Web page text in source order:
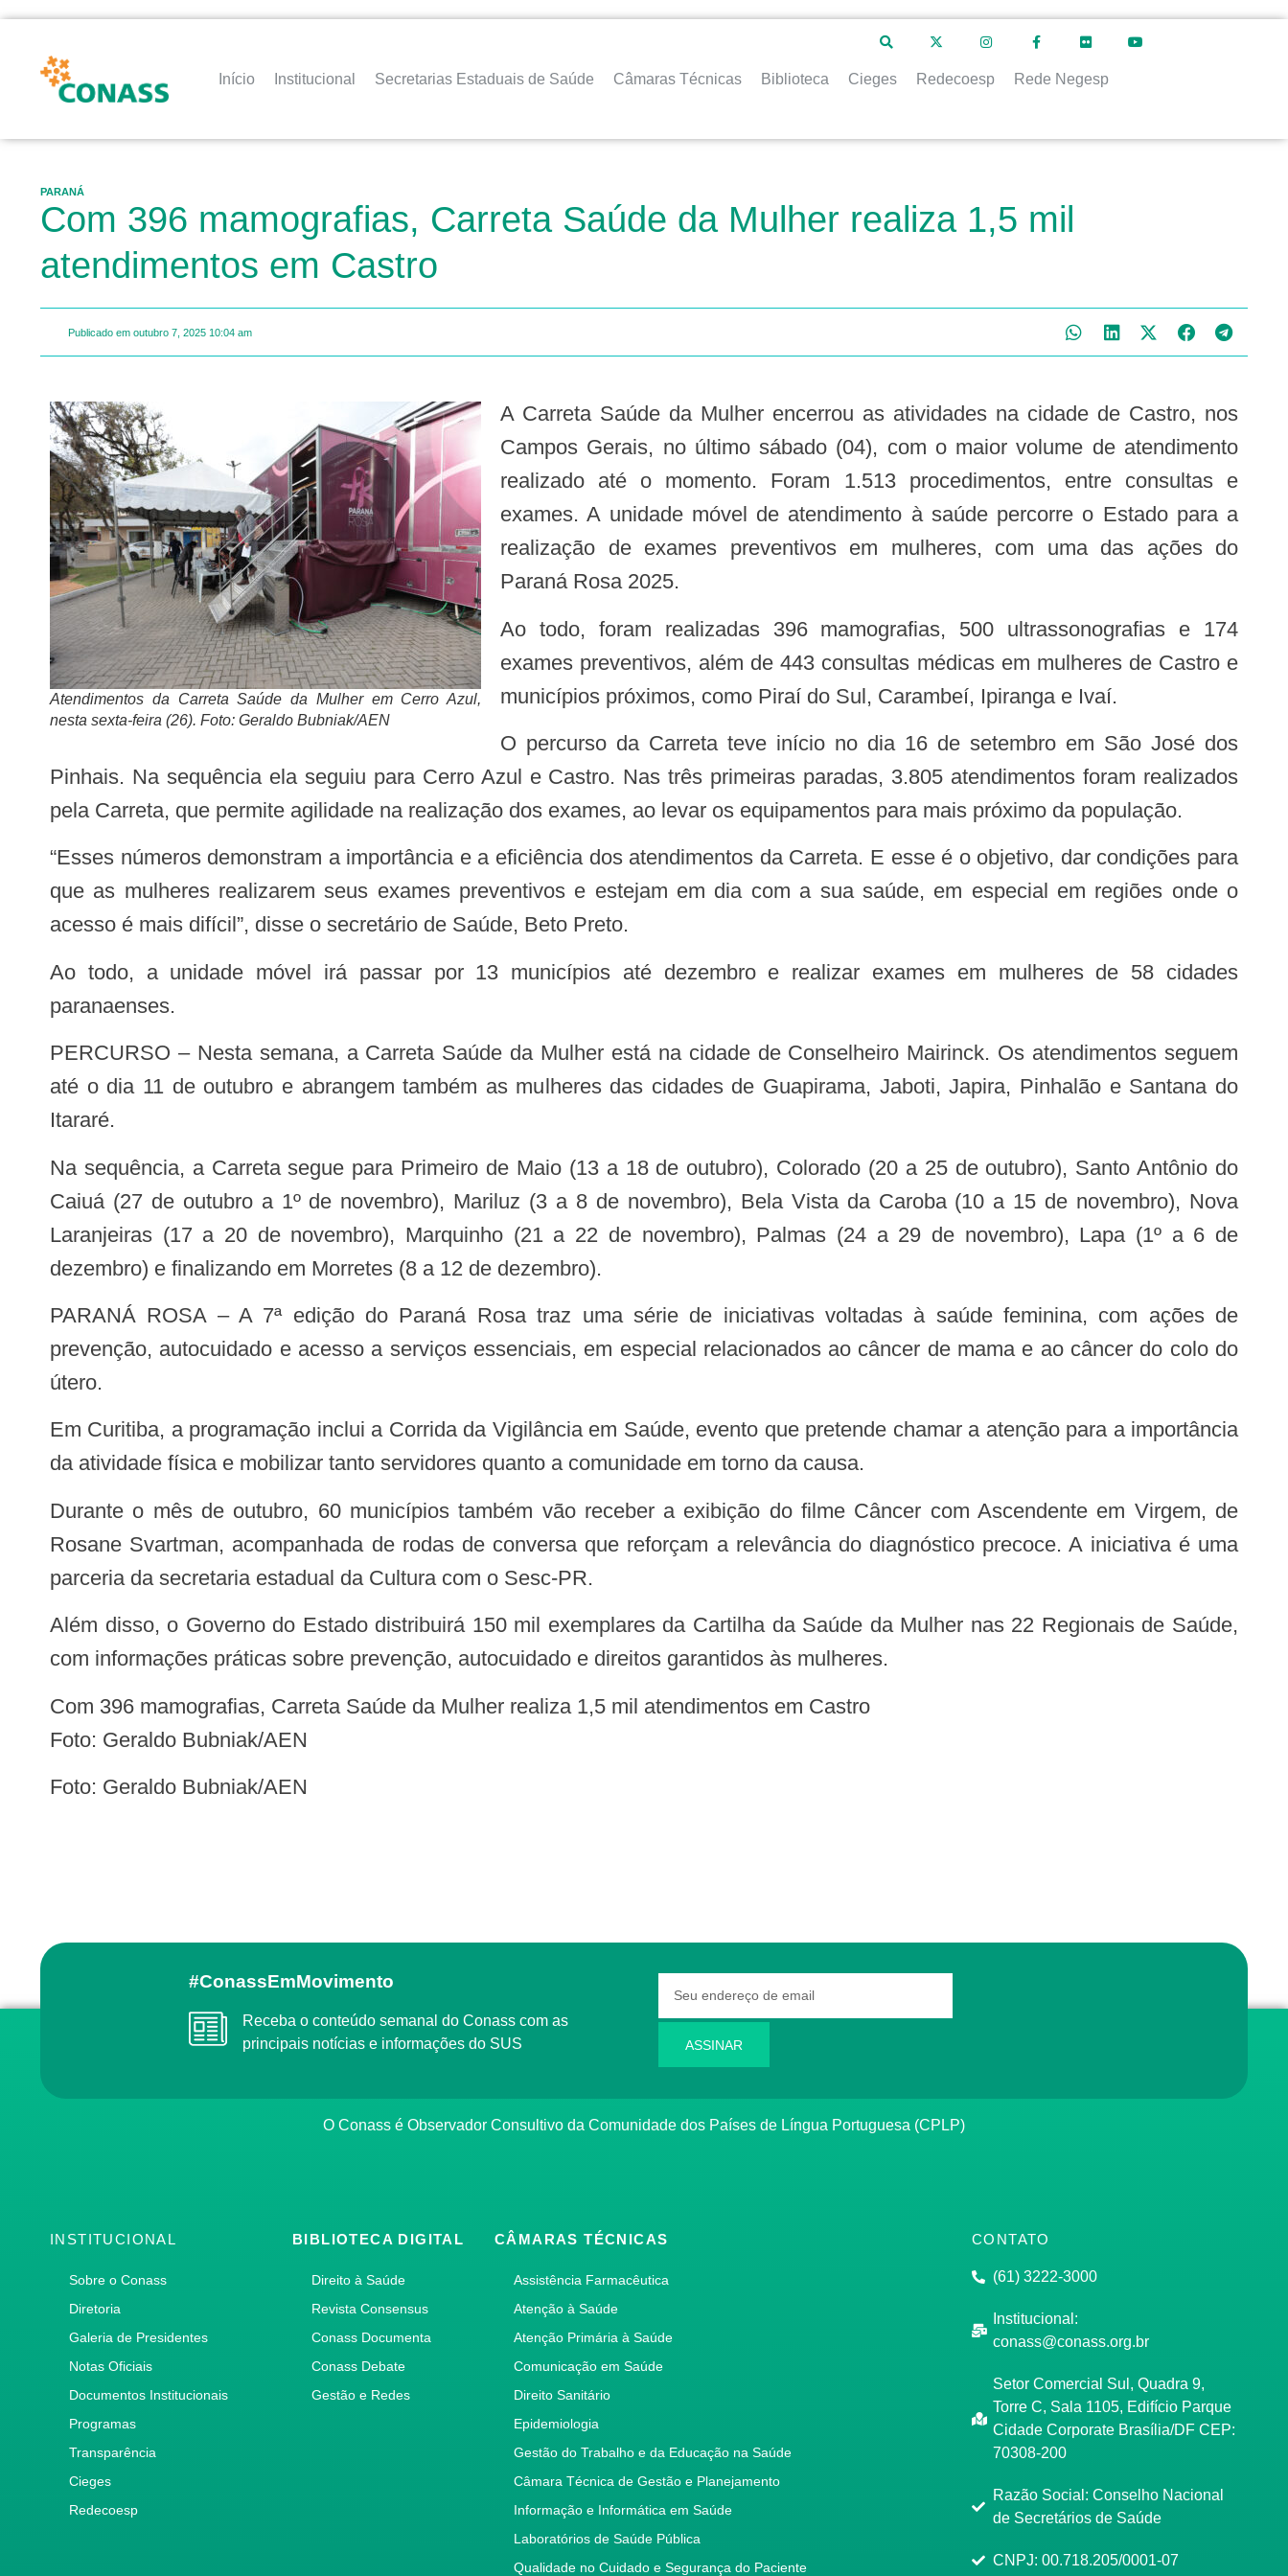
Início Institucional Secretarias Estaduais de Saúde Câmaras Técnicas Biblioteca Cieges Redecoesp Rede Negesp
PARANÁ
Com 396 mamografias, Carreta Saúde da Mulher realiza 1,5 mil
atendimentos em Castro
Publicado em outubro 7, 2025 10:04 am
Atendimentos da Carreta Saúde da Mulher em Cerro Azul,
nesta sexta-feira (26). Foto: Geraldo Bubniak/AEN
A Carreta Saúde da Mulher encerrou as atividades na cidade de Castro, nos
Campos Gerais, no último sábado (04), com o maior volume de atendimento
realizado até o momento. Foram 1.513 procedimentos, entre consultas e
exames. A unidade móvel de atendimento à saúde percorre o Estado para a
realização de exames preventivos em mulheres, com uma das ações do
Paraná Rosa 2025.
Ao todo, foram realizadas 396 mamografias, 500 ultrassonografias e 174
exames preventivos, além de 443 consultas médicas em mulheres de Castro e
municípios próximos, como Piraí do Sul, Carambeí, Ipiranga e Ivaí.
O percurso da Carreta teve início no dia 16 de setembro em São José dos
Pinhais. Na sequência ela seguiu para Cerro Azul e Castro. Nas três primeiras paradas, 3.805 atendimentos foram realizados
pela Carreta, que permite agilidade na realização dos exames, ao levar os equipamentos para mais próximo da população.
“Esses números demonstram a importância e a eficiência dos atendimentos da Carreta. E esse é o objetivo, dar condições para
que as mulheres realizarem seus exames preventivos e estejam em dia com a sua saúde, em especial em regiões onde o
acesso é mais difícil”, disse o secretário de Saúde, Beto Preto.
Ao todo, a unidade móvel irá passar por 13 municípios até dezembro e realizar exames em mulheres de 58 cidades
paranaenses.
PERCURSO – Nesta semana, a Carreta Saúde da Mulher está na cidade de Conselheiro Mairinck. Os atendimentos seguem
até o dia 11 de outubro e abrangem também as mulheres das cidades de Guapirama, Jaboti, Japira, Pinhalão e Santana do
Itararé.
Na sequência, a Carreta segue para Primeiro de Maio (13 a 18 de outubro), Colorado (20 a 25 de outubro), Santo Antônio do
Caiuá (27 de outubro a 1º de novembro), Mariluz (3 a 8 de novembro), Bela Vista da Caroba (10 a 15 de novembro), Nova
Laranjeiras (17 a 20 de novembro), Marquinho (21 a 22 de novembro), Palmas (24 a 29 de novembro), Lapa (1º a 6 de
dezembro) e finalizando em Morretes (8 a 12 de dezembro).
PARANÁ ROSA – A 7ª edição do Paraná Rosa traz uma série de iniciativas voltadas à saúde feminina, com ações de
prevenção, autocuidado e acesso a serviços essenciais, em especial relacionados ao câncer de mama e ao câncer do colo do
útero.
Em Curitiba, a programação inclui a Corrida da Vigilância em Saúde, evento que pretende chamar a atenção para a importância
da atividade física e mobilizar tanto servidores quanto a comunidade em torno da causa.
Durante o mês de outubro, 60 municípios também vão receber a exibição do filme Câncer com Ascendente em Virgem, de
Rosane Svartman, acompanhada de rodas de conversa que reforçam a relevância do diagnóstico precoce. A iniciativa é uma
parceria da secretaria estadual da Cultura com o Sesc-PR.
Além disso, o Governo do Estado distribuirá 150 mil exemplares da Cartilha da Saúde da Mulher nas 22 Regionais de Saúde,
com informações práticas sobre prevenção, autocuidado e direitos garantidos às mulheres.
Com 396 mamografias, Carreta Saúde da Mulher realiza 1,5 mil atendimentos em Castro
Foto: Geraldo Bubniak/AEN
Foto: Geraldo Bubniak/AEN
#ConassEmMovimento
Receba o conteúdo semanal do Conass com as
principais notícias e informações do SUS
ASSINAR
O Conass é Observador Consultivo da Comunidade dos Países de Língua Portuguesa (CPLP)
INSTITUCIONAL
Sobre o Conass
Diretoria
Galeria de Presidentes
Notas Oficiais
Documentos Institucionais
Programas
Transparência
Cieges
Redecoesp
BIBLIOTECA DIGITAL
Direito à Saúde
Revista Consensus
Conass Documenta
Conass Debate
Gestão e Redes
CÂMARAS TÉCNICAS
Assistência Farmacêutica
Atenção à Saúde
Atenção Primária à Saúde
Comunicação em Saúde
Direito Sanitário
Epidemiologia
Gestão do Trabalho e da Educação na Saúde
Câmara Técnica de Gestão e Planejamento
Informação e Informática em Saúde
Laboratórios de Saúde Pública
Qualidade no Cuidado e Segurança do Paciente
CONTATO
(61) 3222-3000
Institucional:
conass@conass.org.br
Setor Comercial Sul, Quadra 9,
Torre C, Sala 1105, Edifício Parque
Cidade Corporate Brasília/DF CEP:
70308-200
Razão Social: Conselho Nacional
de Secretários de Saúde
CNPJ: 00.718.205/0001-07